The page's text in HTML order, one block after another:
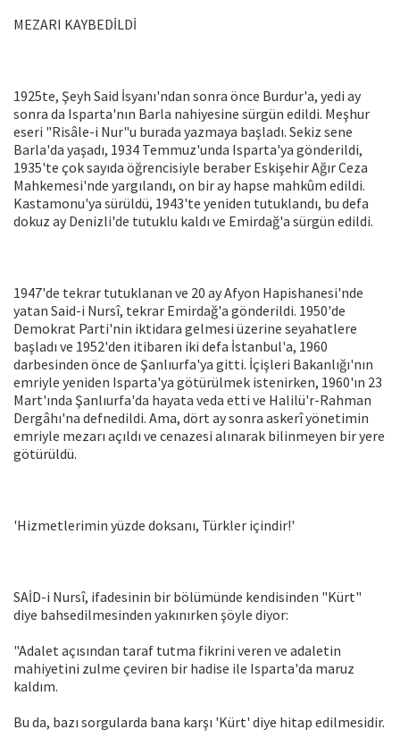
MEZARI KAYBEDİLDİ
1925te, Şeyh Said İsyanı'ndan sonra önce Burdur'a, yedi ay
sonra da Isparta'nın Barla nahiyesine sürgün edildi. Meşhur
eseri "Risâle-i Nur"u burada yazmaya başladı. Sekiz sene
Barla'da yaşadı, 1934 Temmuz'unda Isparta'ya gönderildi,
1935'te çok sayıda öğrencisiyle beraber Eskişehir Ağır Ceza
Mahkemesi'nde yargılandı, on bir ay hapse mahkûm edildi.
Kastamonu'ya sürüldü, 1943'te yeniden tutuklandı, bu defa
dokuz ay Denizli'de tutuklu kaldı ve Emirdağ'a sürgün edildi.
1947'de tekrar tutuklanan ve 20 ay Afyon Hapishanesi'nde
yatan Said-i Nursî, tekrar Emirdağ'a gönderildi. 1950'de
Demokrat Parti'nin iktidara gelmesi üzerine seyahatlere
başladı ve 1952'den itibaren iki defa İstanbul'a, 1960
darbesinden önce de Şanlıurfa'ya gitti. İçişleri Bakanlığı'nın
emriyle yeniden Isparta'ya götürülmek istenirken, 1960'ın 23
Mart'ında Şanlıurfa'da hayata veda etti ve Halilü'r-Rahman
Dergâhı'na defnedildi. Ama, dört ay sonra askerî yönetimin
emriyle mezarı açıldı ve cenazesi alınarak bilinmeyen bir yere
götürüldü.
'Hizmetlerimin yüzde doksanı, Türkler içindir!'
SAİD-i Nursî, ifadesinin bir bölümünde kendisinden "Kürt"
diye bahsedilmesinden yakınırken şöyle diyor:
"Adalet açısından taraf tutma fikrini veren ve adaletin
mahiyetini zulme çeviren bir hadise ile Isparta'da maruz
kaldım.
Bu da, bazı sorgularda bana karşı 'Kürt' diye hitap edilmesidir.